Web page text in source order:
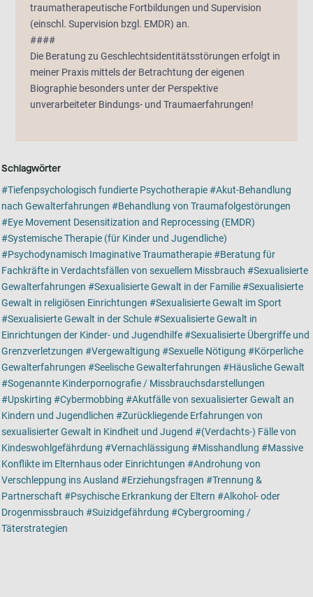
traumatherapeutische Fortbildungen und Supervision
(einschl. Supervision bzgl. EMDR) an.
####
Die Beratung zu Geschlechtsidentitätsstörungen erfolgt in
meiner Praxis mittels der Betrachtung der eigenen
Biographie besonders unter der Perspektive
unverarbeiteter Bindungs- und Traumaerfahrungen!
Schlagwörter
Tiefenpsychologisch fundierte Psychotherapie
Akut-Behandlung
nach Gewalterfahrungen
Behandlung von Traumafolgestörungen
Eye Movement Desensitization and Reprocessing (EMDR)
Systemische Therapie (für Kinder und Jugendliche)
Psychodynamisch Imaginative Traumatherapie
Beratung für
Fachkräfte in Verdachtsfällen von sexuellem Missbrauch
Sexualisierte
Gewalterfahrungen
Sexualisierte Gewalt in der Familie
Sexualisierte
Gewalt in religiösen Einrichtungen
Sexualisierte Gewalt im Sport
Sexualisierte Gewalt in der Schule
Sexualisierte Gewalt in
Einrichtungen der Kinder- und Jugendhilfe
Sexualisierte Übergriffe und
Grenzverletzungen
Vergewaltigung Sexuelle Nötigung
Körperliche
Gewalterfahrungen
Seelische Gewalterfahrungen
Häusliche Gewalt
Sogenannte Kinderpornografie / Missbrauchsdarstellungen
Upskirting
Cybermobbing
Akutfälle von sexualisierter Gewalt an
Kindern und Jugendlichen
Zurückliegende Erfahrungen von
sexualisierter Gewalt in Kindheit und Jugend
(Verdachts-) Fälle von
Kindeswohlgefährdung
Vernachlässigung Misshandlung
Massive
Konflikte im Elternhaus oder Einrichtungen
Androhung von
Verschleppung ins Ausland
Erziehungsfragen
Trennung &
Partnerschaft
Psychische Erkrankung der Eltern
Alkohol- oder
Drogenmissbrauch
Suizidgefährdung
Cybergrooming /
Täterstrategien